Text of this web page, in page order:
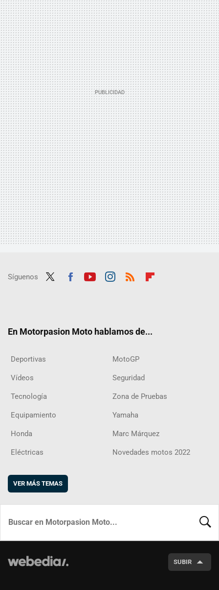
Síguenos
En Motorpasion Moto hablamos de...
Deportivas MotoGP
Vídeos Seguridad
Tecnología Zona de Pruebas
Equipamiento Yamaha
Honda Marc Márquez
Eléctricas Novedades motos 2022
VER MÁS TEMAS
SUBIR